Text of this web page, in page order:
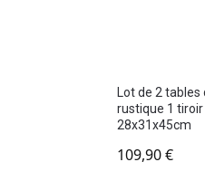
Lot de 2
rustique 1
28x31x45cm
109,90€